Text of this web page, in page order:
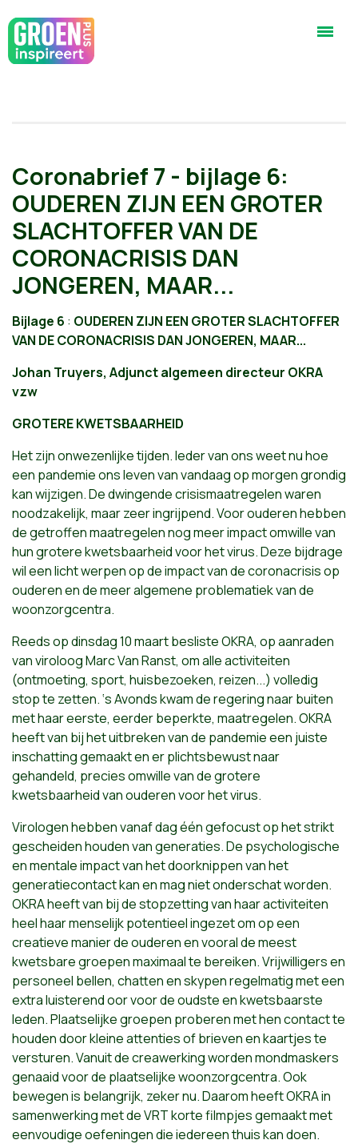
Coronabrief 7 - bijlage 6:
OUDEREN ZIJN EEN GROTER
SLACHTOFFER VAN DE
CORONACRISIS DAN
JONGEREN, MAAR...
Bijlage 6 : OUDEREN ZIJN EEN GROTER SLACHTOFFER
VAN DE CORONACRISIS DAN JONGEREN, MAAR...
Johan Truyers, Adjunct algemeen directeur OKRA
vzw
GROTERE KWETSBAARHEID
Het zijn onwezenlijke tijden. Ieder van ons weet nu hoe
een pandemie ons leven van vandaag op morgen grondig
kan wijzigen. De dwingende crisismaatregelen waren
noodzakelijk, maar zeer ingrijpend. Voor ouderen hebben
de getroffen maatregelen nog meer impact omwille van
hun grotere kwetsbaarheid voor het virus. Deze bijdrage
wil een licht werpen op de impact van de coronacrisis op
ouderen en de meer algemene problematiek van de
woonzorgcentra.
Reeds op dinsdag 10 maart besliste OKRA, op aanraden
van viroloog Marc Van Ranst, om alle activiteiten
(ontmoeting, sport, huisbezoeken, reizen...) volledig
stop te zetten. ‘s Avonds kwam de regering naar buiten
met haar eerste, eerder beperkte, maatregelen. OKRA
heeft van bij het uitbreken van de pandemie een juiste
inschatting gemaakt en er plichtsbewust naar
gehandeld, precies omwille van de grotere
kwetsbaarheid van ouderen voor het virus.
Virologen hebben vanaf dag één gefocust op het strikt
gescheiden houden van generaties. De psychologische
en mentale impact van het doorknippen van het
generatiecontact kan en mag niet onderschat worden.
OKRA heeft van bij de stopzetting van haar activiteiten
heel haar menselijk potentieel ingezet om op een
creatieve manier de ouderen en vooral de meest
kwetsbare groepen maximaal te bereiken. Vrijwilligers en
personeel bellen, chatten en skypen regelmatig met een
extra luisterend oor voor de oudste en kwetsbaarste
leden. Plaatselijke groepen proberen met hen contact te
houden door kleine attenties of brieven en kaartjes te
versturen. Vanuit de creawerking worden mondmaskers
genaaid voor de plaatselijke woonzorgcentra. Ook
bewegen is belangrijk, zeker nu. Daarom heeft OKRA in
samenwerking met de VRT korte filmpjes gemaakt met
eenvoudige oefeningen die iedereen thuis kan doen.